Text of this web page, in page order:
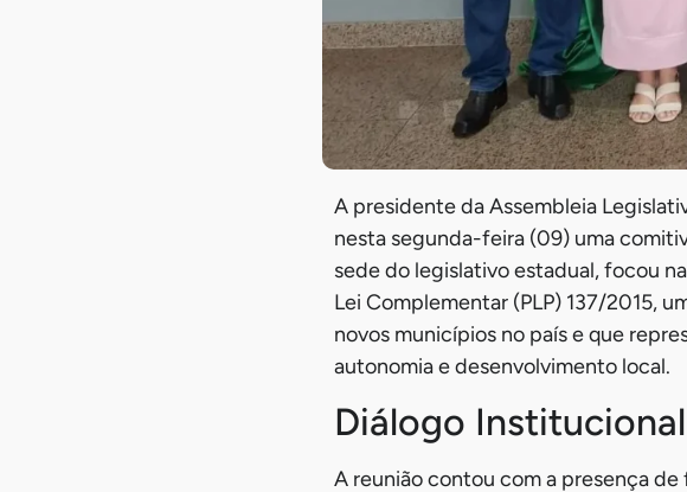
A presidente da Assembleia
nesta segunda-feira (09) uma
sede do legislativo estadual, focou
Lei Complementar (PLP) 137/2015,
novos municípios no país e que
autonomia e desenvolvimento local.
Diálogo
A reunião contou com a presença